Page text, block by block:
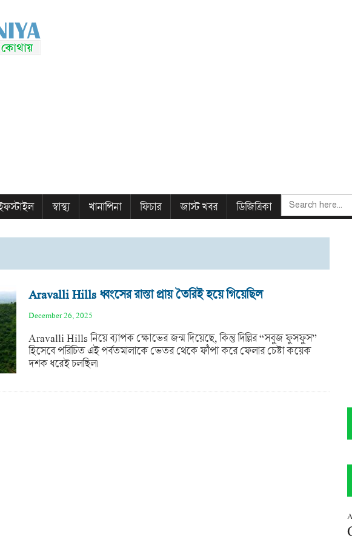
স্বাস্থ্য খানাপিনা ফিচার জাস্ট খবর ডিজিত্রিকা
SEARCH
FOR:
Aravalli Hills ধ্বংসের রাস্তা প্রায় তৈরিই হয়ে গিয়েছিল
December 26, 2025
Aravalli Hills নিয়ে ব্যাপক ক্ষোভের জন্ম দিয়েছে, কিন্তু দিল্লির “সবুজ ফুসফুস”
হিসেবে পরিচিত এই পর্বতমালাকে ভেতর থেকে ফাঁপা করে ফেলার চেষ্টা কয়েক
দশক ধরেই চলছিল।